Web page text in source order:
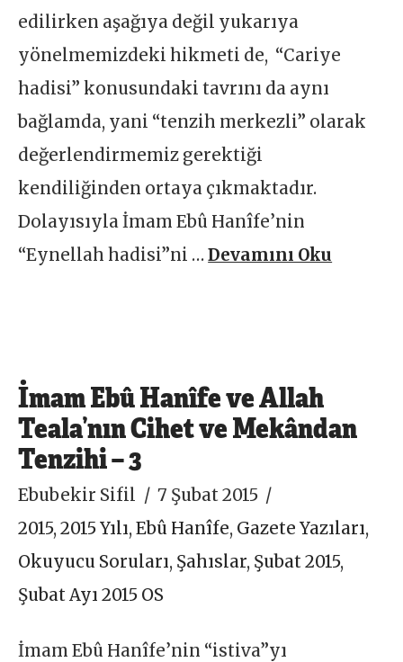
edilirken aşağıya değil yukarıya
yönelmemizdeki hikmeti de, “Cariye
hadisi” konusundaki tavrını da aynı
bağlamda, yani “tenzih merkezli” olarak
değerlendirmemiz gerektiği
kendiliğinden ortaya çıkmaktadır.
Dolayısıyla İmam Ebû Hanîfe’nin
“Eynellah hadisi”ni …Devamını Oku
İmam Ebû Hanîfe ve Allah
Teala’nın Cihet ve Mekândan
Tenzihi – 3
Ebubekir Sifil
7 Şubat 2015
2015,2015 Yılı,Ebû Hanîfe, Gazete Yazıları,
Okuyucu Soruları, Şahıslar, Şubat 2015,
Şubat Ayı 2015 OS
İmam Ebû Hanîfe’nin “istiva”yı